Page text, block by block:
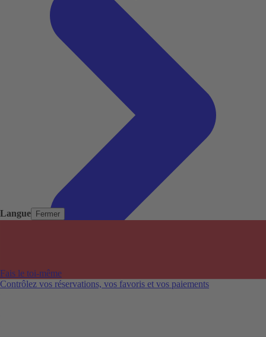
Langue Fermer
Fais le toi-même
Contrôlez vos réservations, vos favoris et vos paiements
Aéroports populaires
Villes populaires
Australie